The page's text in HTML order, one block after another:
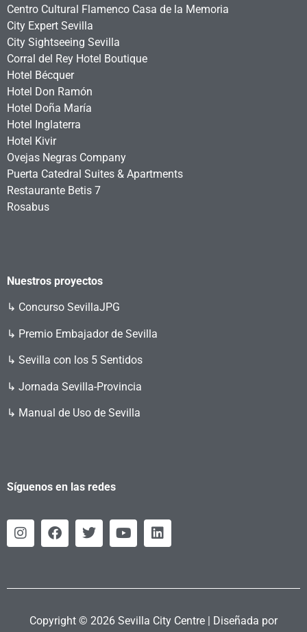
Centro Cultural Flamenco Casa de la Memoria
City Expert Sevilla
City Sightseeing Sevilla
Corral del Rey Hotel Boutique
Hotel Bécquer
Hotel Don Ramón
Hotel Doña María
Hotel Inglaterra
Hotel Kivir
Ovejas Negras Company
Puerta Catedral Suites & Apartments
Restaurante Betis 7
Rosabus
Nuestros proyectos
↳ Concurso SevillaJPG
↳ Premio Embajador de Sevilla
↳ Sevilla con los 5 Sentidos
↳ Jornada Sevilla-Provincia
↳ Manual de Uso de Sevilla
Síguenos en las redes
Copyright © 2026 Sevilla City Centre | Diseñada por